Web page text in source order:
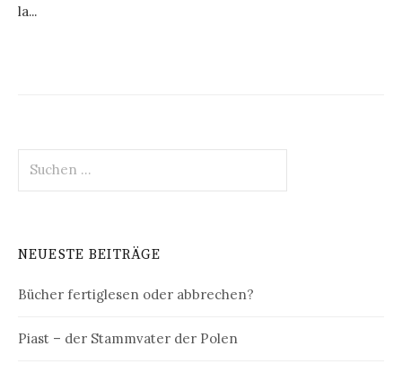
la...
nach:
NEUESTE BEITRÄGE
Bücher fertiglesen oder abbrechen?
Piast – der Stammvater der Polen